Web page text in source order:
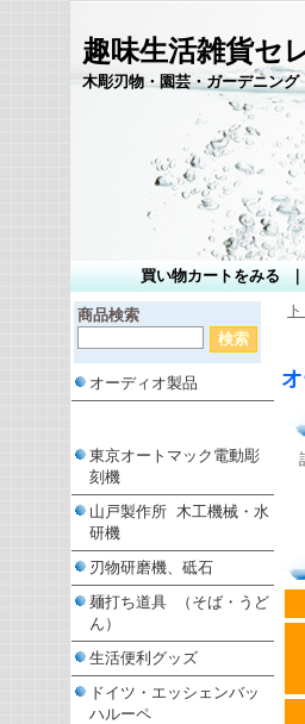
趣味生活雑貨セ
木彫刃物・園芸・ガーデニン
買い物カートをみる
商品検索
オーディオ製品
東京オートマック電動彫
刻機
山戸製作所 木工機械・水
研機
刃物研磨機、砥石
麺打ち道具 （そば・うど
ん）
生活便利グッズ
ドイツ・エッシェンバッ
ハルーペ